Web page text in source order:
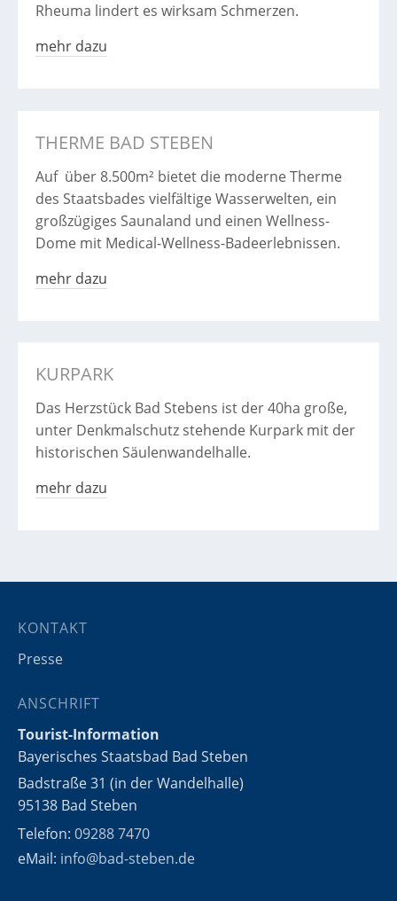
Rheuma lindert es wirksam Schmerzen.
mehr dazu
THERME BAD STEBEN
Auf über 8.500m² bietet die moderne Therme
des Staatsbades vielfältige Wasserwelten, ein
großzügiges Saunaland und einen Wellness-
Dome mit Medical-Wellness-Badeerlebnissen.
mehr dazu
KURPARK
Das Herzstück Bad Stebens ist der 40ha große,
unter Denkmalschutz stehende Kurpark mit der
historischen Säulenwandelhalle.
mehr dazu
KONTAKT
Presse
ANSCHRIFT
Tourist-Information
Bayerisches Staatsbad Bad Steben
Badstraße 31 (in der Wandelhalle)
95138 Bad Steben
Telefon: 09288 7470
eMail: info@bad-steben.de